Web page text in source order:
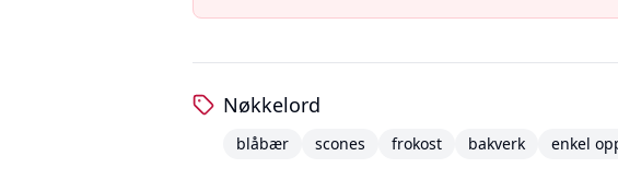
Nøkkelord
blåbær scones frokost bakverk enkel